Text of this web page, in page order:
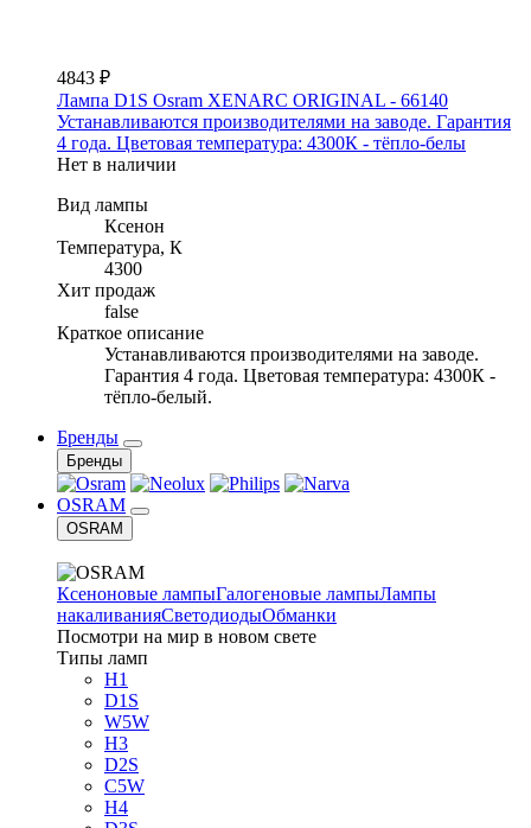
4843 ₽
Лампа D1S Osram XENARC ORIGINAL - 66140
Устанавливаются производителями на заводе. Гарантия
4 года. Цветовая температура: 4300К - тёпло-белы
Нет в наличии
Вид лампы
Ксенон
Температура, К
4300
Хит продаж
false
Краткое описание
Устанавливаются производителями на заводе.
Гарантия 4 года. Цветовая температура: 4300К -
тёпло-белый.
Бренды
Бренды
OSRAM
OSRAM
Ксеноновые лампыГалогеновые лампыЛампы
накаливанияСветодиодыОбманки
Посмотри на мир в новом свете
Типы ламп
H1
D1S
W5W
H3
D2S
C5W
H4